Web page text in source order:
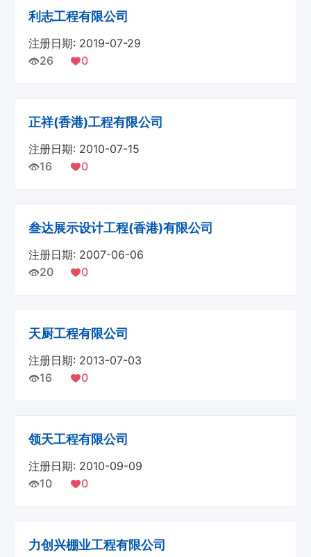
利志工程有限公司
注册日期: 2019-07-29
26
0
正祥(香港)工程有限公司
注册日期: 2010-07-15
16
0
叁达展示设计工程(香港)有限公司
注册日期: 2007-06-06
20
0
天厨工程有限公司
注册日期: 2013-07-03
16
0
领天工程有限公司
注册日期: 2010-09-09
10
0
力创兴棚业工程有限公司